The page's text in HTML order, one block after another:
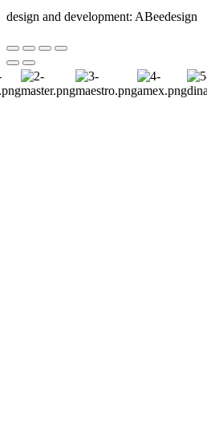
design and development: ABeedesign